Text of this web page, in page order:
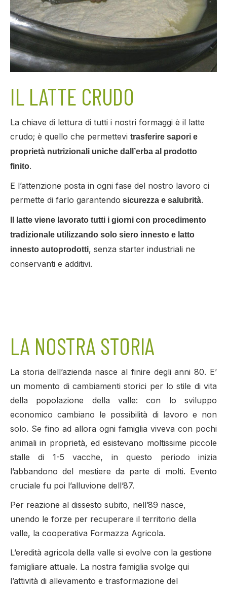
IL LATTE CRUDO
La chiave di lettura di tutti i nostri formaggi è il latte
crudo; è quello che permettevi trasferire sapori e
proprietà nutrizionali uniche dall’erba al prodotto
finito.
E l’attenzione posta in ogni fase del nostro lavoro ci
permette di farlo garantendo sicurezza e salubrità.
Il latte viene lavorato tutti i giorni con procedimento
tradizionale utilizzando solo siero innesto e latto
innesto autoprodotti, senza starter industriali ne
conservanti e additivi.
LA NOSTRA STORIA
La storia dell’azienda nasce al finire degli anni 80. E’
un momento di cambiamenti storici per lo stile di vita
della popolazione della valle: con lo sviluppo
economico cambiano le possibilità di lavoro e non
solo. Se fino ad allora ogni famiglia viveva con pochi
animali in proprietà, ed esistevano moltissime piccole
stalle di 1-5 vacche, in questo periodo inizia
l’abbandono del mestiere da parte di molti. Evento
cruciale fu poi l’alluvione dell’87.
Per reazione al dissesto subito, nell’89 nasce,
unendo le forze per recuperare il territorio della
valle, la cooperativa Formazza Agricola.
L’eredità agricola della valle si evolve con la gestione
famigliare attuale. La nostra famiglia svolge qui
l’attività di allevamento e trasformazione del